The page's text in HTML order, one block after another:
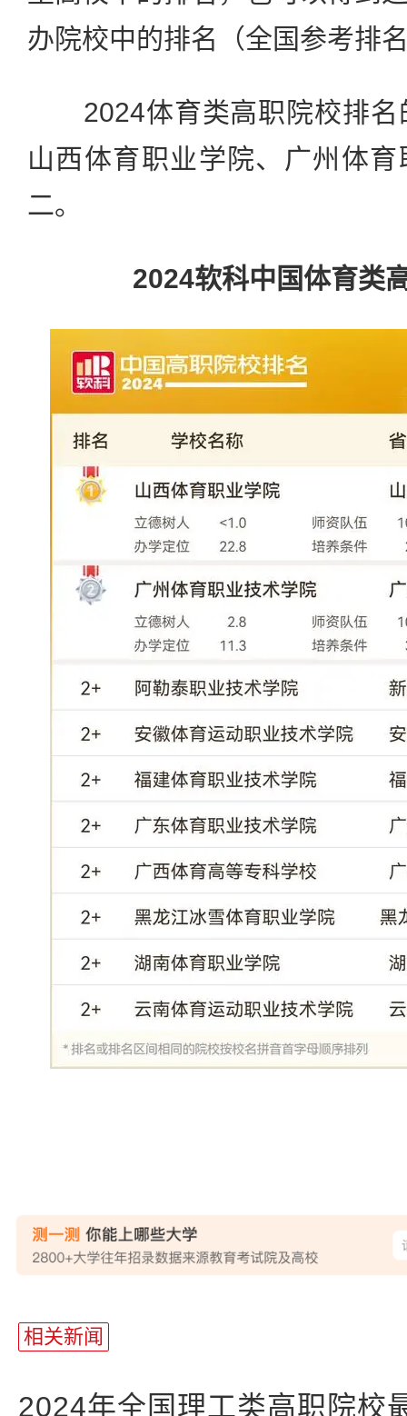
办院校中的排名（全国参考排
2024体育类高职院校排名
山西体育职业学院、广州体
二。
2024软科中国体育类
相关新闻
2024年全国理工类高职院校